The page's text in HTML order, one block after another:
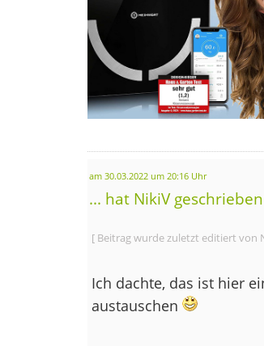
am 30.03.2022 um 20:16 Uhr
... hat NikiV
[ Beitrag wurde zuletzt editiert von
Ich dachte, das ist hier
austauschen